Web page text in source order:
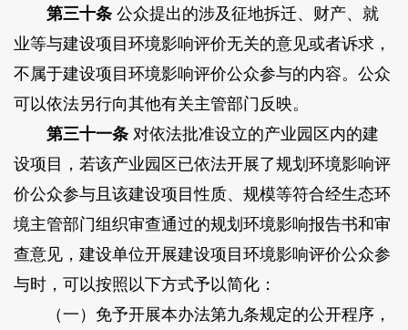
第三十条公众提出的涉及征地拆迁、财产、就
业等与建设项目环境影响评价无关的意见或者诉求，
不属于建设项目环境影响评价公众参与的内容。公众
可以依法另行向其他有关主管部门反映。
第三十一条对依法批准设立的产业园区内的建
设项目，若该产业园区已依法开展了规划环境影响评
价公众参与且该建设项目性质、规模等符合经生态环
境主管部门组织审查通过的规划环境影响报告书和审
查意见，建设单位开展建设项目环境影响评价公众参
与时，可以按照以下方式予以简化：
（一）免予开展本办法第九条规定的公开程序，